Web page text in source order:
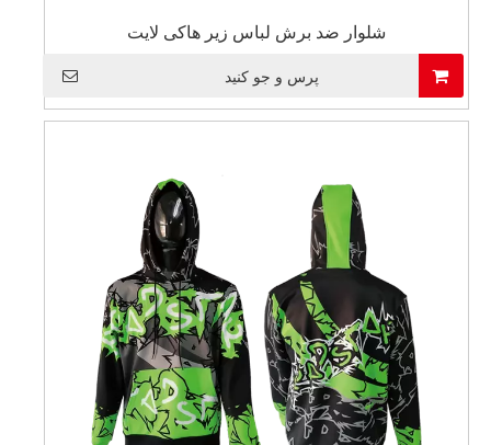
شلوار ضد برش لباس زیر هاکی لایت
پرس و جو کنید